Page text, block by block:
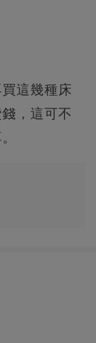
這幾種床
，這可不